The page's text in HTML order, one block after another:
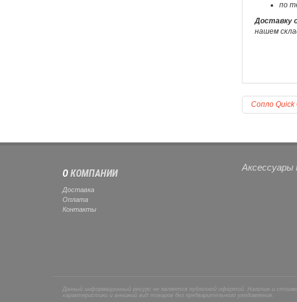
по
Доставку
нашем
Сопло Quick
О КОМПАНИИ
Доставка
Оплата
Контакты
Аксессуары
Данный информационный ресурс не является публичной офертой. Наличие и
характеристики и внешний вид товаров без предварительного уведомления.